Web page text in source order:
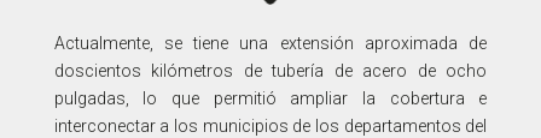
Actualmente, se tiene una extensión aproximada de
doscientos kilómetros de tubería de acero de ocho
pulgadas, lo que permitió ampliar la cobertura e
interconectar a los municipios de los departamentos del